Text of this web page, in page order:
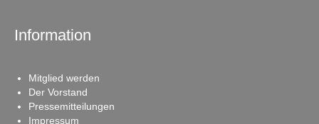
Information
Mitglied werden
Der Vorstand
Pressemitteilungen
Impressum